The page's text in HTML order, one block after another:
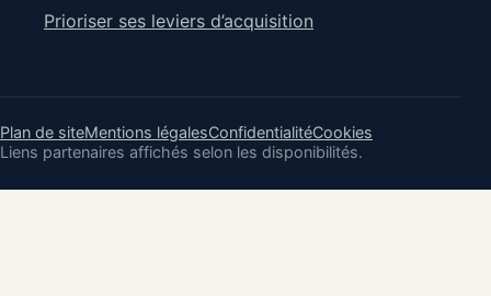
Prioriser ses leviers d’acquisition
Plan de siteMentions légalesConfidentialitéCookies
Liens partenaires affichés selon les disponibilités.